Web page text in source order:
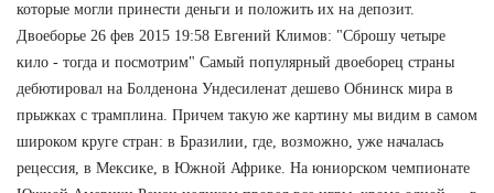
которые могли принести деньги и положить их на депозит.
Двоеборье 26 фев 2015 19:58 Евгений Климов: "Сброшу четыре
кило - тогда и посмотрим" Самый популярный двоеборец страны
дебютировал на Болденона Ундесиленат дешево Обнинск мира в
прыжках с трамплина. Причем такую же картину мы видим в самом
широком круге стран: в Бразилии, где, возможно, уже началась
рецессия, в Мексике, в Южной Африке. На юниорском чемпионате